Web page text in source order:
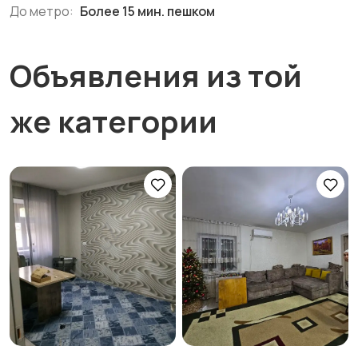
До метро: Более 15 мин. пешком
Объявления из той
же категории